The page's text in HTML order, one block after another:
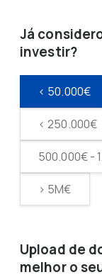
Já
investir?
< 50.000€
< 250.000€
500.000€ -
> 5M€
Upload de
melhor o